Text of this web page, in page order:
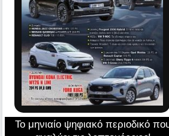
Το μηνιαίο ψηφιακό περιοδικό